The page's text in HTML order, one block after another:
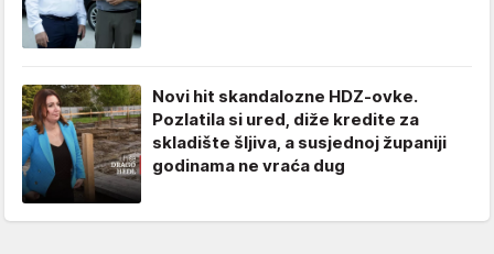
Novi hit skandalozne HDZ-ovke.
Pozlatila si ured, diže kredite za
skladište šljiva, a susjednoj županiji
godinama ne vraća dug